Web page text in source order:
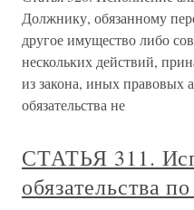
Должнику, обязанному
другое имущество либо
нескольких действий,
из закона, иных правовых
обязательства не
СТАТЬЯ 311.
обязательства